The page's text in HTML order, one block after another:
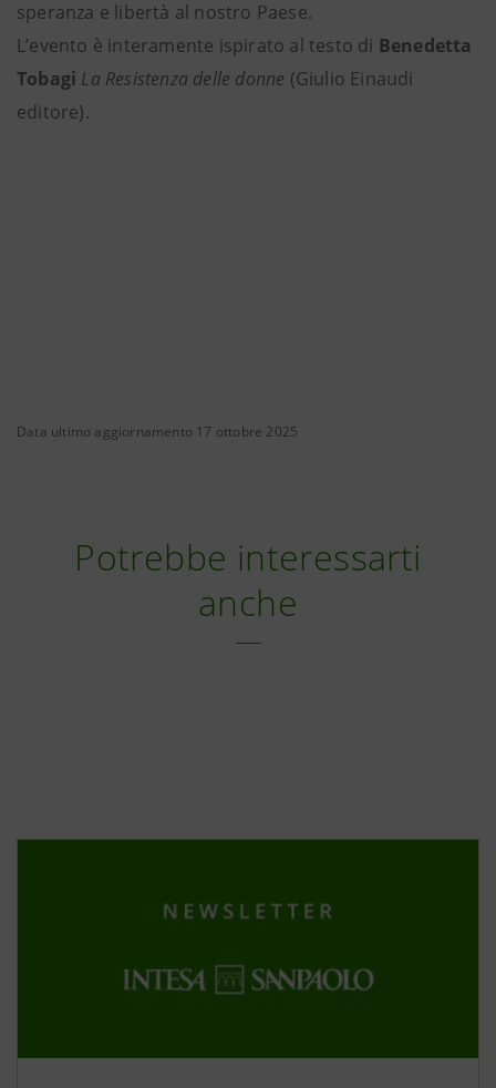
speranza e libertà al nostro Paese.
L’evento è interamente ispirato al testo di Benedetta
Tobagi La Resistenza delle donne (Giulio Einaudi
editore).
Data ultimo aggiornamento 17 ottobre 2025
Potrebbe interessarti
anche